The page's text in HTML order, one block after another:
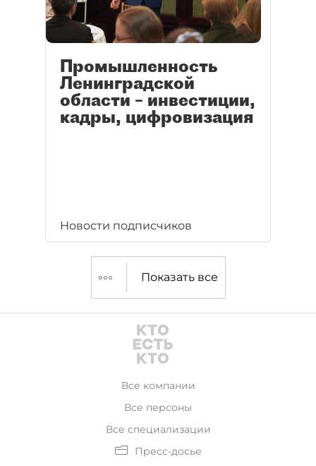
Промышленность
Ленинградской
области – инвестиции,
кадры, цифровизация
Новости подписчиков
Показать все
Все компании
Все персоны
Все специализации
Пресс-досье